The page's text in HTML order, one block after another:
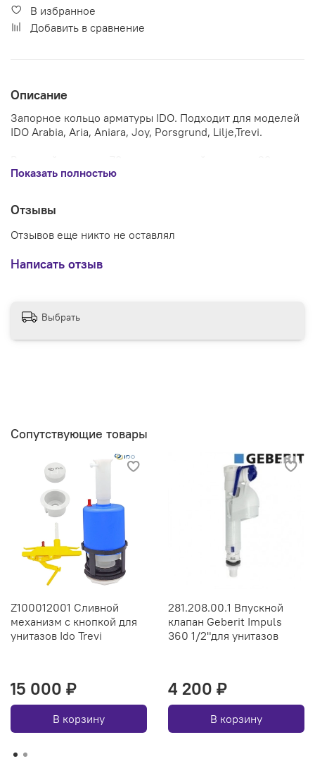
В избранное
Добавить в сравнение
Описание
Запорное кольцо арматуры IDO. Подходит для моделей
IDO Arabia, Aria, Aniara, Joy, Porsgrund, Lilje,Trevi.
высота: 3 мм.
Показать полностью
Отзывы
Отзывов еще никто не оставлял
Написать отзыв
Выбрать
Сопутствующие товары
Z100012001 Сливной
механизм с кнопкой для
унитазов Ido Trevi
15 000 ₽
В корзину
281.208.00.1 Впускной
клапан Geberit Impuls
360 1/2"для унитазов
4 200 ₽
В корзину